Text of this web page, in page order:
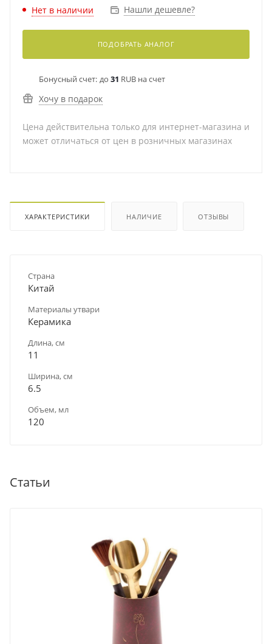
Нет в наличии Нашли дешевле?
ПОДОБРАТЬ АНАЛОГ
Бонусный счет: до 31 RUB на счет
Хочу в подарок
Цена действительна только для интернет-магазина и
может отличаться от цен в розничных магазинах
ХАРАКТЕРИСТИКИ НАЛИЧИЕ ОТЗЫВЫ
Страна
Китай
Материалы утвари
Керамика
Длина, см
11
Ширина, см
6.5
Объем, мл
120
Статьи